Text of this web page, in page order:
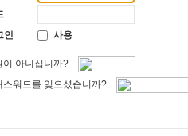
인
사용
이 아니십니까?
스워드를 잊으셨습니까?